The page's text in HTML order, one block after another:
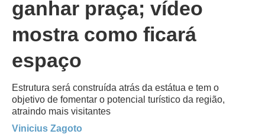
ganhar praça; vídeo
mostra como ficará
espaço
Estrutura será construída atrás da estátua e tem o
objetivo de fomentar o potencial turístico da região,
atraindo mais visitantes
Vinicius Zagoto